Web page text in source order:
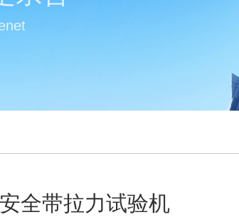
安全带拉力试验机